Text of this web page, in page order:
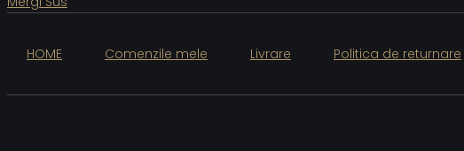
HOME Comenzile mele Livrare Politica de returnare